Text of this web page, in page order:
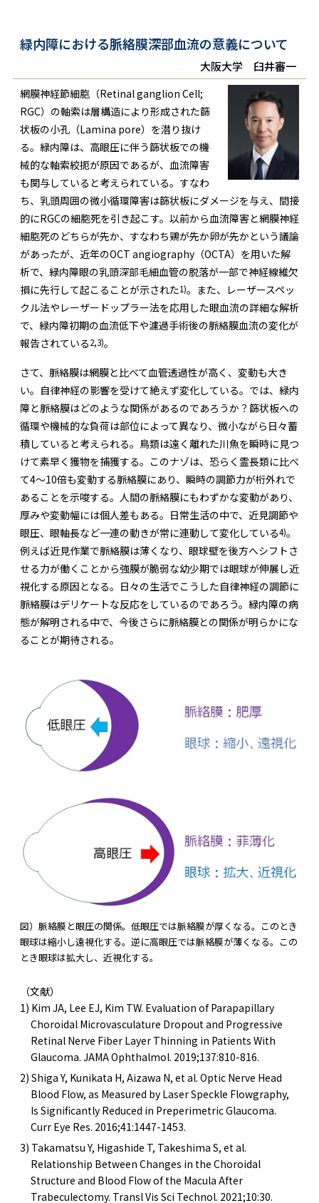
緑内障における脈絡膜深部血流の意義について
大阪大学 臼井審一
網膜神経節細胞（Retinal ganglion Cell;
RGC）の軸索は層構造により形成された篩
状板の小孔（Lamina pore）を潜り抜け
る。緑内障は、高眼圧に伴う篩状板での機
械的な軸索絞扼が原因であるが、血流障害
も関与していると考えられている。すなわ
ち、乳頭周囲の微小循環障害は篩状板にダメージを与え、間接
的にRGCの細胞死を引き起こす。以前から血流障害と網膜神経
細胞死のどちらが先か、すなわち鶏が先か卵が先かという議論
があったが、近年のOCT angiography（OCTA）を用いた解
析で、緑内障眼の乳頭深部毛細血管の脱落が一部で神経線維欠
損に先行して起こることが示された1)。また、レーザースペッ
クル法やレーザードップラー法を応用した眼血流の詳細な解析
で、緑内障初期の血流低下や濾過手術後の脈絡膜血流の変化が
報告されている2,3)。
さて、脈絡膜は網膜と比べて血管透過性が高く、変動も大き
い。自律神経の影響を受けて絶えず変化している。では、緑内
障と脈絡膜はどのような関係があるのであろうか？篩状板への
循環や機械的な負荷は部位によって異なり、微小ながら日々蓄
積していると考えられる。鳥類は遠く離れた川魚を瞬時に見つ
けて素早く獲物を捕獲する。このナゾは、恐らく霊長類に比べ
て4～10倍も変動する脈絡膜にあり、瞬時の調節力が桁外れで
あることを示唆する。人間の脈絡膜にもわずかな変動があり、
厚みや変動幅には個人差もある。日常生活の中で、近見調節や
眼圧、眼軸長など一連の動きが常に連動して変化している4)。
例えば近見作業で脈絡膜は薄くなり、眼球壁を後方へシフトさ
せる力が働くことから強膜が脆弱な幼少期では眼球が伸展し近
視化する原因となる。日々の生活でこうした自律神経の調節に
脈絡膜はデリケートな反応をしているのであろう。緑内障の病
態が解明される中で、今後さらに脈絡膜との関係が明らかにな
ることが期待される。
図）脈絡膜と眼圧の関係。低眼圧では脈絡膜が厚くなる。このとき
眼球は縮小し遠視化する。逆に高眼圧では脈絡膜が薄くなる。この
とき眼球は拡大し、近視化する。
（文献）
1) Kim JA, Lee EJ, Kim TW. Evaluation of Parapapillary
Choroidal Microvasculature Dropout and Progressive
Retinal Nerve Fiber Layer Thinning in Patients With
Glaucoma. JAMA Ophthalmol. 2019;137:810-816.
2) Shiga Y, Kunikata H, Aizawa N, et al. Optic Nerve Head
Blood Flow, as Measured by Laser Speckle Flowgraphy,
Is Significantly Reduced in Preperimetric Glaucoma.
Curr Eye Res. 2016;41:1447-1453.
3) Takamatsu Y, Higashide T, Takeshima S, et al.
Relationship Between Changes in the Choroidal
Structure and Blood Flow of the Macula After
Trabeculectomy. Transl Vis Sci Technol. 2021;10:30.